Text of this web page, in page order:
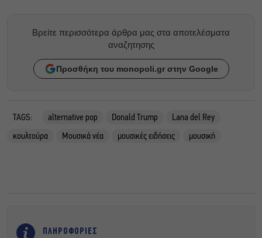
Βρείτε περισσότερα άρθρα μας στα αποτελέσματα
αναζητησης
Προσθήκη του monopoli.gr στην Google
TAGS: alternative pop Donald Trump
Lana del Rey
κουλτούρα
Μουσικά νέα μουσικές ειδήσεις μουσική
ΠΛΗΡΟΦΟΡΙΕΣ